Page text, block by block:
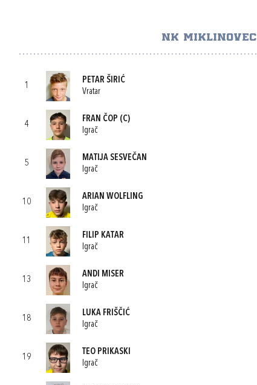
NK MIKLINOVEC
1
PETAR ŠIRIĆ
Vratar
4
FRAN ČOP (C)
Igrač
5
MATIJA SESVEČAN
Igrač
10
ARIAN WOLFLING
Igrač
11
FILIP KATAR
Igrač
13
ANDI MISER
Igrač
18
LUKA FRIŠČIĆ
Igrač
19
TEO PRIKASKI
Igrač